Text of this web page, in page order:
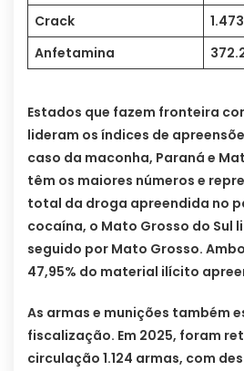
Crack
Anfetamina
Estados que fazem fronteira
lideram os índices de
caso da maconha, Paraná e
têm os maiores números e
total da droga apreendida no
cocaína, o Mato Grosso do Sul
seguido por Mato Grosso.
47,95% do material ilícito
As armas e munições também
fiscalização. Em 2025, foram
circulação 1.124 armas, com